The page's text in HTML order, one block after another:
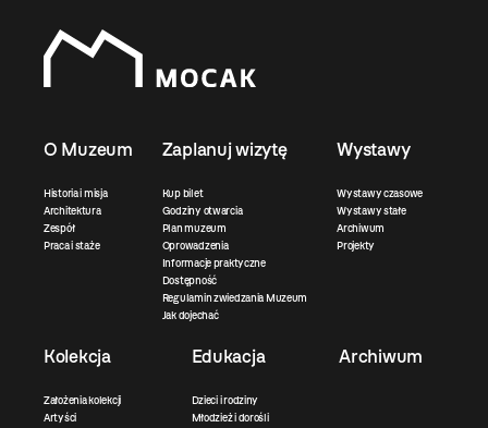
O Muzeum
Historia i misja
Architektura
Zespół
Praca i staże
Zaplanuj wizytę
Kup bilet
Godziny otwarcia
Plan muzeum
Oprowadzenia
Informacje praktyczne
Dostępność
Regulamin zwiedzania Muzeum
Jak dojechać
Wystawy
Wystawy czasowe
Wystawy stałe
Archiwum
Projekty
Kolekcja
Założenia kolekcji
Artyści
Edukacja
Dzieci i rodziny
Młodzież i dorośli
Archiwum